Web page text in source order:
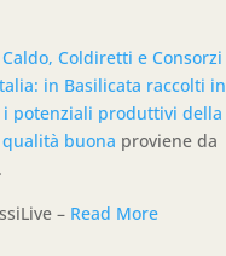
Caldo, Coldiretti e Consorzi
in Basilicata raccolti in
i potenziali produttivi della
buona proviene da
.
– Read More